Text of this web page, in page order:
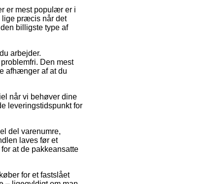
er mest populær er i
lige præcis når det
billigste type af
arbejder.
Den mest
afhænger af at du
når vi behøver dine
leveringstidspunkt for
del varenumre,
laves før et
at de pakkeansatte
for et fastslået